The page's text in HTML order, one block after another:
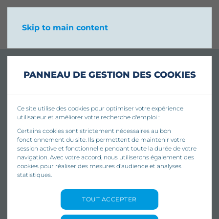
PANNEAU DE GESTION DES COOKIES
Ce site utilise des cookies pour optimiser votre expérience
utilisateur et améliorer votre recherche d'emploi :
Certains cookies sont strictement nécessaires au bon
fonctionnement du site. Ils permettent de maintenir votre
session active et fonctionnelle pendant toute la durée de votre
navigation. Avec votre accord, nous utiliserons également des
cookies pour réaliser des mesures d'audience et analyses
statistiques.
TOUT ACCEPTER
Skip to main content